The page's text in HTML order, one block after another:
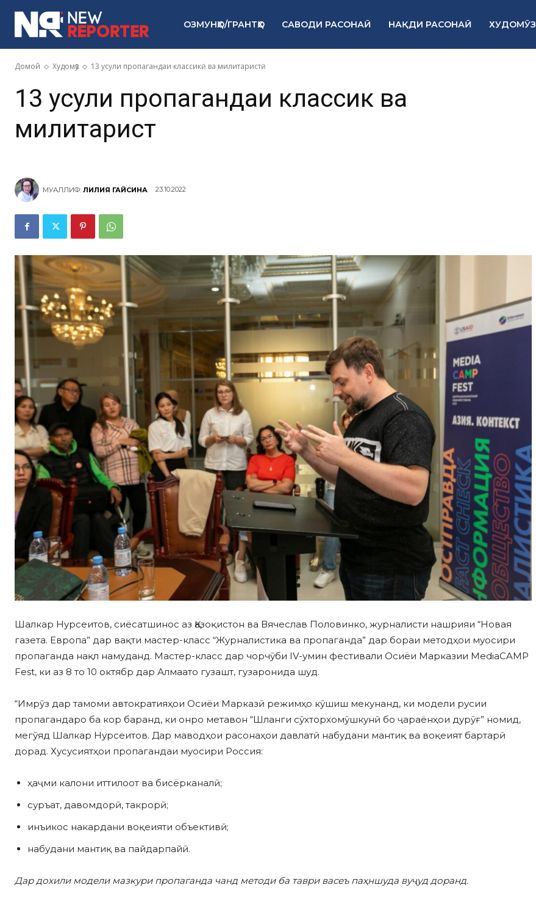
ОЗМУНҲО/ГРАНТҲО САВОДИ РАСОНАӢ НАҚДИ РАСОНАӢ ХУДОМӮЗ
Домой Худомӯз 13 усули пропагандаи классикӣ ва милитаристӣ
13 усули пропагандаи классикӣ ва
милитаристӣ
МУАЛЛИФ: ЛИЛИЯ ГАЙСИНА 23.10.2022
Шалкар Нурсеитов, сиёсатшинос аз Қазоқистон ва Вячеслав Половинко, журналисти нашрияи “Новая
газета. Европа” дар вақти мастер-класс “Журналистика ва пропаганда” дар бораи методҳои муосири
пропаганда нақл намуданд. Мастер-класс дар чорчӯби IV-умин фестивали Осиёи Марказии MediaCAMP
Fest, ки аз 8 то 10 октябр дар Алмаато гузашт, гузаронида шуд.
“Имрӯз дар тамоми автократияҳои Осиёи Марказӣ режимҳо кӯшиш мекунанд, ки модели русии
пропагандаро ба кор баранд, ки онро метавон “Шланги сӯхторхомӯшкунӣ бо ҷараёнҳои дурӯғ” номид,
мегӯяд Шалкар Нурсеитов. Дар маводҳои расонаҳои давлатӣ набудани мантиқ ва воқеият бартарӣ
дорад. Хусусиятҳои пропагандаи муосири Россия:
ҳаҷми калони иттилоот ва бисёрканалӣ;
суръат, давомдорӣ, такрорӣ;
инъикос накардани воқеияти объективӣ;
набудани мантиқ ва пайдарпайӣ.
Дар дохилимоделимазкури пропаганда чанд методи ба таври васеъ паҳншуда вуҷуд доранд.